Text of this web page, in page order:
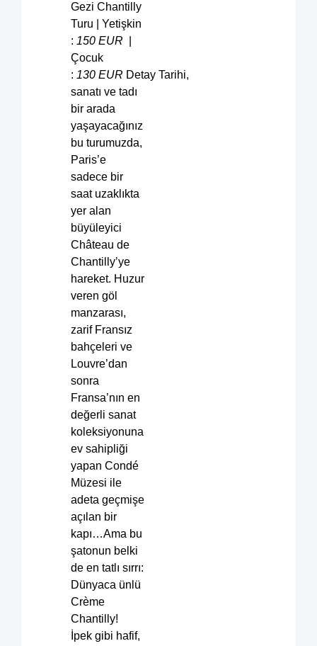
Gezi Chantilly
Turu | Yetişkin
: 150 EUR
Çocuk
: 130 EUR Detay Tarihi,
sanatı ve tadı
bir arada
yaşayacağınız
bu turumuzda,
Paris’e
sadece bir
saat uzaklıkta
yer alan
büyüleyici
Château de
Chantilly’ye
hareket. Huzur
veren göl
manzarası,
zarif Fransız
bahçeleri ve
Louvre’dan
sonra
Fransa’nın en
değerli sanat
koleksiyonuna
ev sahipliği
yapan Condé
Müzesi ile
adeta geçmişe
açılan bir
kapı…Ama bu
şatonun belki
de en tatlı sırrı:
Dünyaca ünlü
Crème
Chantilly!
İpek gibi hafif,